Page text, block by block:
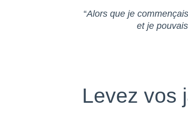
“Alors que je
et je
Levez vos